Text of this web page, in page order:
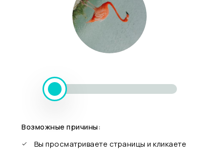
Возможные причины:
Вы просматриваете страницы и кликаете